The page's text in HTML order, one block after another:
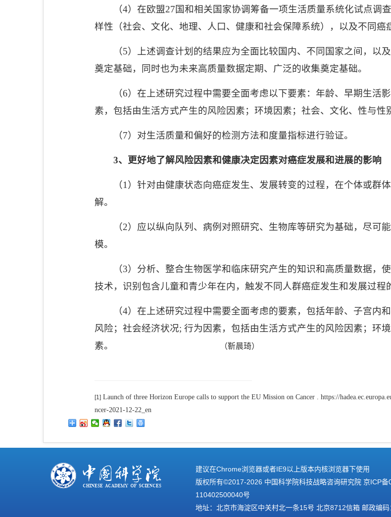
（4）在欧盟27国和相关国家协调筹备一项生活质量系统化试点调
样性（社会、文化、地理、人口、健康和社会保障系统），以及不同癌
（5）上述调查计划的结果应为全面比较国内、不同国家之间，以
奠定基础，同时也为未来高质量数据定期、广泛的收集奠定基础。
（6）在上述研究过程中需要全面考虑以下要素：年龄、早期生活
素，包括由生活方式产生的风险因素；环境因素；社会、文化、性与性
（7）对生活质量和偏好的检测方法和度量指标进行验证。
3、更好地了解风险因素和健康决定因素对癌症发展和进展的影响
（1 ）针对由健康状态向癌症发生、发展转变的过程，在个体或群
解。
（2）应以纵向队列、病例对照研究、生物库等研究为基础，尽可
模。
（3）分析、整合生物医学和临床研究产生的知识和高质量数据，
技术，识别包含儿童和青少年在内，触发不同人群癌症发生和发展过程
（4）在上述研究过程中需要全面考虑的要素，包括年龄、子宫内
风险；社会经济状况;行为因素，包括由生活方式产生的风险因素；环
素。
（靳晨琦）
[1] Launch of three Horizon Europe calls to support the EU Mission on Cancer . https://
ncer-2021-12-22_en
建议在Chrome浏览器或者IE9以上版本内核浏览器下使用
版权所有©2017-2026 中国科学院科技战略咨询研究院 京ICP备
110402500040号
地址：北京市海淀区中关村北一条15号 北京8712信箱 邮政编